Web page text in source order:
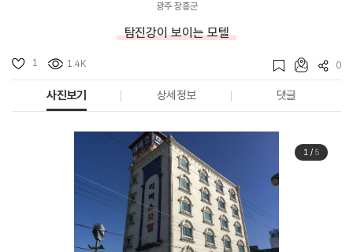
광주 장흥군
탐진강이 보이는 모텔
1 1.4K 0
사진보기 상세정보 댓글
1/ 5